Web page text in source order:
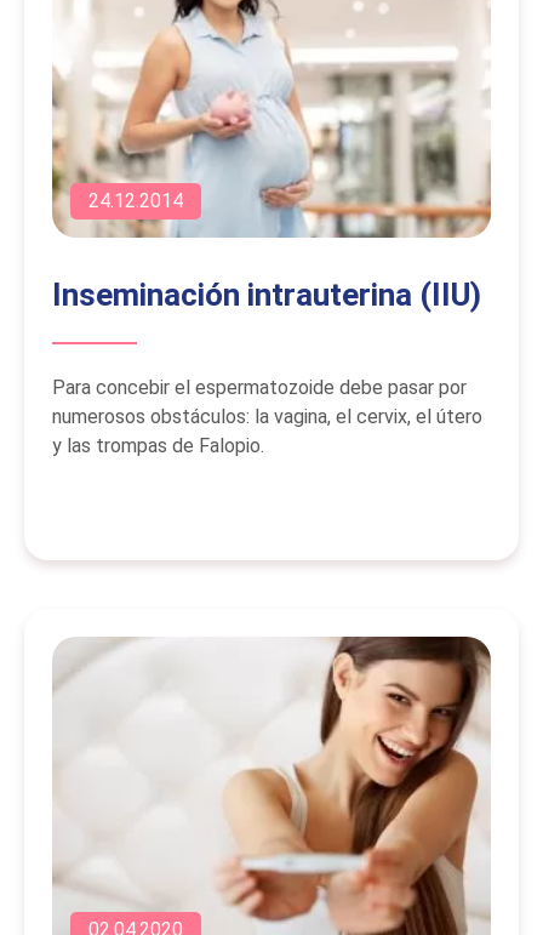
24.12.2014
Inseminación intrauterina (IIU)
Para concebir el espermatozoide debe pasar por
numerosos obstáculos: la vagina, el cervix, el útero
y las trompas de Falopio.
02.04.2020